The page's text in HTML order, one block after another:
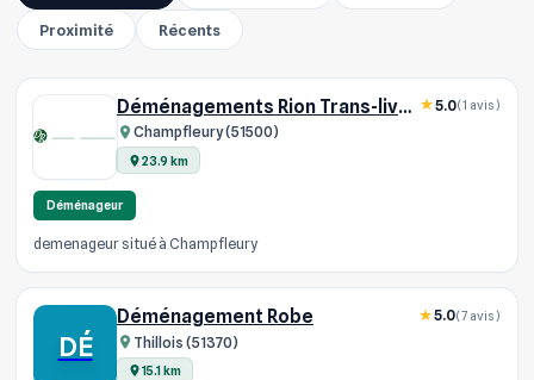
Proximité Récents
Déménagements Rion Trans-livraison
Champfleury (51500)
23.9 km
5.0(1 avis)
Déménageur
demenageur situé à Champfleury
DÉ
Déménagement Robe
Thillois (51370)
15.1 km
5.0(7 avis)